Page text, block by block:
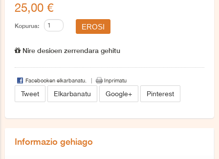
25,00 €
Kopurua:
Nire desioen zerrendara gehitu
Facebooken elkarbanatu. Inprimatu
Tweet Elkarbanatu Google+ Pinterest
Informazio gehiago